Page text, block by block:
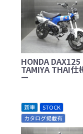
HONDA DAX125
TAMIYA THAI仕
ー
新車
STOCK
カタログ掲載有